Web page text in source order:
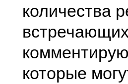
количества
которые